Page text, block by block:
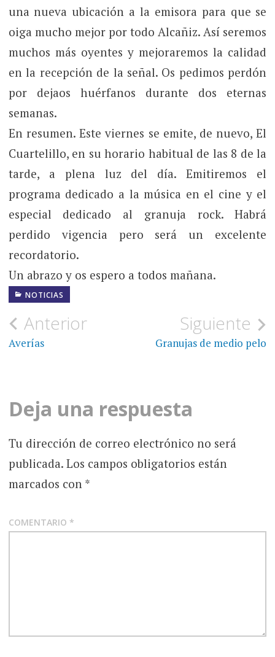
una nueva ubicación a la emisora para que se
oiga mucho mejor por todo Alcañiz. Así seremos
muchos más oyentes y mejoraremos la calidad
en la recepción de la señal. Os pedimos perdón
por dejaos huérfanos durante dos eternas
semanas.
En resumen. Este viernes se emite, de nuevo, El
Cuartelillo, en su horario habitual de las 8 de la
tarde, a plena luz del día. Emitiremos el
programa dedicado a la música en el cine y el
especial dedicado al granuja rock. Habrá
perdido vigencia pero será un excelente
recordatorio.
Un abrazo y os espero a todos mañana.
NOTICIAS
Navegación
de
Anterior
Averías
Siguiente
Granujas de medio pelo
Deja una respuesta
Tu dirección de correo electrónico no será
publicada. Los campos obligatorios están
marcados con *
COMENTARIO *